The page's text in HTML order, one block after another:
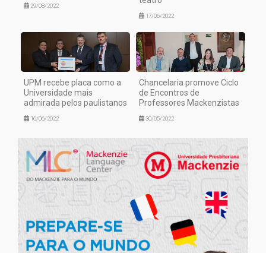
29/08/2022
17/06/2022
UPM recebe placa como a
Universidade mais
admirada pelos paulistanos
16/06/2022
Chancelaria promove Ciclo
de Encontros de
Professores Mackenzistas
30/05/2022